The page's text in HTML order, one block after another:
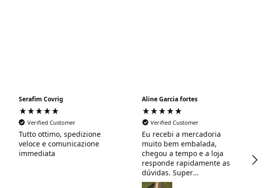
Serafim Covrig
Verified Customer
Tutto ottimo, spedizione
veloce e comunicazione
immediata
Aline Garcia fortes
Verified Customer
Eu recebi a mercadoria
muito bem embalada,
chegou a tempo e a loja
responde rapidamente as
dúvidas. Super
recomendo!